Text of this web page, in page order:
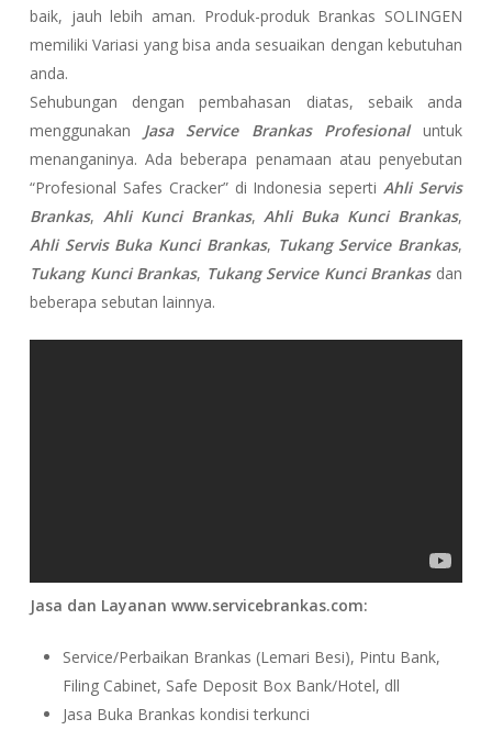
baik, jauh lebih aman. Produk-produk Brankas SOLINGEN
memiliki Variasi yang bisa anda sesuaikan dengan kebutuhan
anda.
Sehubungan dengan pembahasan diatas, sebaik anda
menggunakan Jasa Service Brankas Profesionaluntuk
menanganinya. Ada beberapa penamaan atau penyebutan
“Profesional Safes Cracker” di Indonesia sepertiAhli Servis
Brankas, Ahli Kunci Brankas,Ahli Buka Kunci Brankas,
Ahli Servis Buka Kunci Brankas, Tukang Service Brankas,
Tukang Kunci Brankas, Tukang Service Kunci Brankasdan
beberapa sebutan lainnya.
Jasa dan Layanan www.servicebrankas.com:
Service/Perbaikan Brankas (Lemari Besi), Pintu Bank,
Filing Cabinet, Safe Deposit Box Bank/Hotel, dll
Jasa Buka Brankas kondisi terkunci